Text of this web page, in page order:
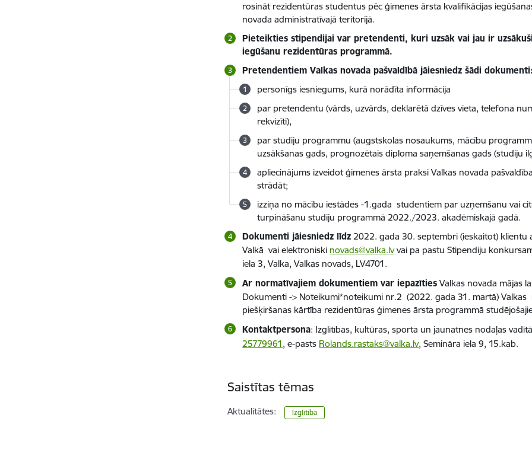
rosināt rezidentūras studentus pēc ģimenes ārsta kvalifikācijas
novada administratīvajā teritorijā.
Pieteikties stipendijai var pretendenti, kuri uzsāk vai jau ir
iegūšanu rezidentūras programmā.
Pretendentiem Valkas novada pašvaldībā jāiesniedz šādi
personīgs iesniegums, kurā norādīta informācija
par pretendentu (vārds, uzvārds, deklarētā dzīves vieta, telefona
rekvizīti),
par studiju programmu (augstskolas nosaukums, mācību
uzsākšanas gads, prognozētais diploma saņemšanas gads (studiju
apliecinājums izveidot ģimenes ārsta praksi Valkas novada
strādāt;
izziņa no mācību iestādes -1.gada studentiem par uzņemšanu vai
turpināšanu studiju programmā 2022./2023. akadēmiskajā gadā.
Dokumenti jāiesniedz līdz 2022. gada 30. septembri (ieskaitot)
Valkā vai elektroniski novads@valka.lvvai pa pastu Stipendiju
iela 3, Valka, Valkas novads, LV4701.
Ar normatīvajiem dokumentiem var iepazīties Valkas novada mājas
Dokumenti -> Noteikumi*noteikumi nr.2 (2022. gada 31. martā)
piešķiršanas kārtība rezidentūras ģimenes ārsta programmā
Kontaktpersona: Izglītības, kultūras, sporta un jaunatnes nodaļas
25779961, e-pasts Rolands.rastaks@valka.lv, Semināra iela 9, 15.kab.
Saistītas tēmas
Aktualitātes: Izglītība